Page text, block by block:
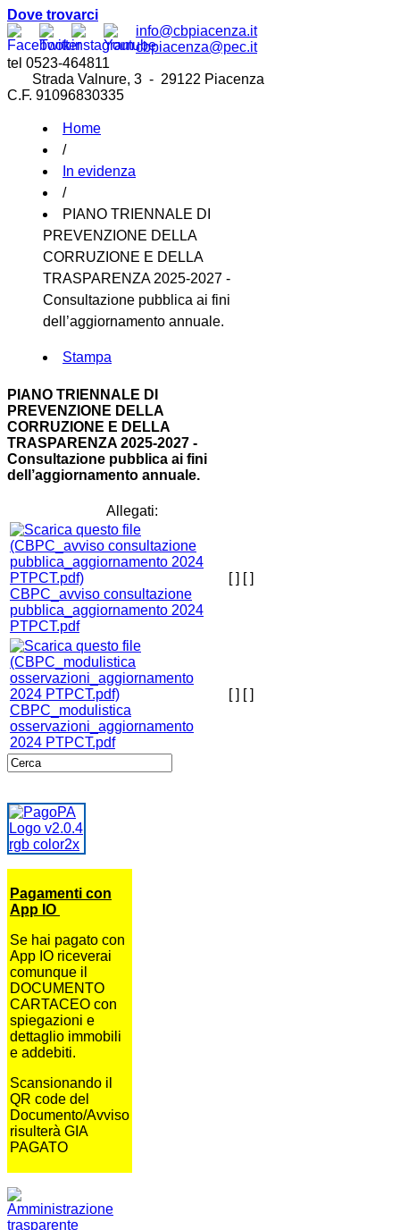
Dove trovarci
info@cbpiacenza.it
cbpiacenza@pec.it
tel 0523-464811
Strada Valnure, 3 - 29122 Piacenza
C.F. 91096830335
Home
/
In evidenza
/
PIANO TRIENNALE DI
PREVENZIONE DELLA
CORRUZIONE E DELLA
TRASPARENZA 2025-2027 -
Consultazione pubblica ai fini
dell’aggiornamento annuale.
Stampa
PIANO TRIENNALE DI
PREVENZIONE DELLA
CORRUZIONE E DELLA
TRASPARENZA 2025-2027 -
Consultazione pubblica ai fini
dell’aggiornamento annuale.
Allegati:
CBPC_avviso consultazione
pubblica_aggiornamento 2024
PTPCT.pdf
[ ] [ ]
CBPC_modulistica
osservazioni_aggiornamento
2024 PTPCT.pdf
[ ] [ ]
Pagamenti con
App IO
Se hai pagato con
App IO riceverai
comunque il
DOCUMENTO
CARTACEO con
spiegazioni e
dettaglio immobili
e addebiti.
Scansionando il
QR code del
Documento/Avviso
risulterà GIA
PAGATO